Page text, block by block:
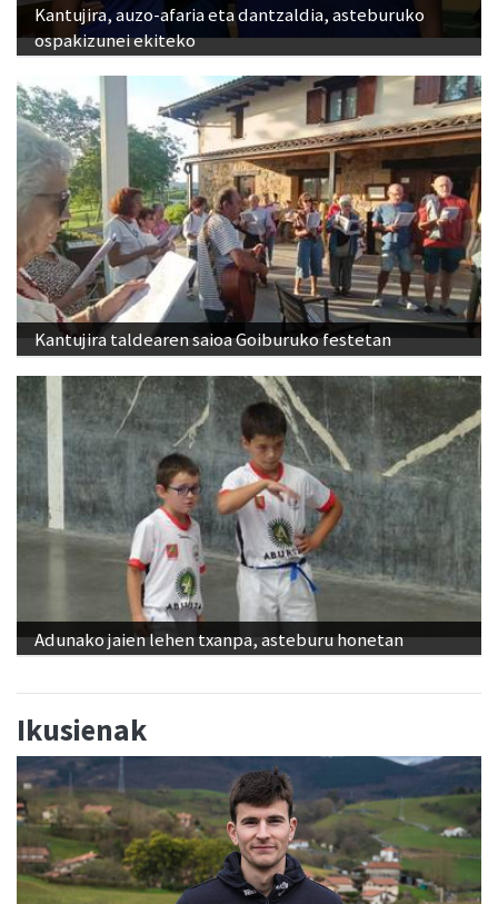
Kantujira, auzo-afaria eta dantzaldia, asteburuko
ospakizunei ekiteko
Kantujira taldearen saioa Goiburuko festetan
Adunako jaien lehen txanpa, asteburu honetan
Ikusienak